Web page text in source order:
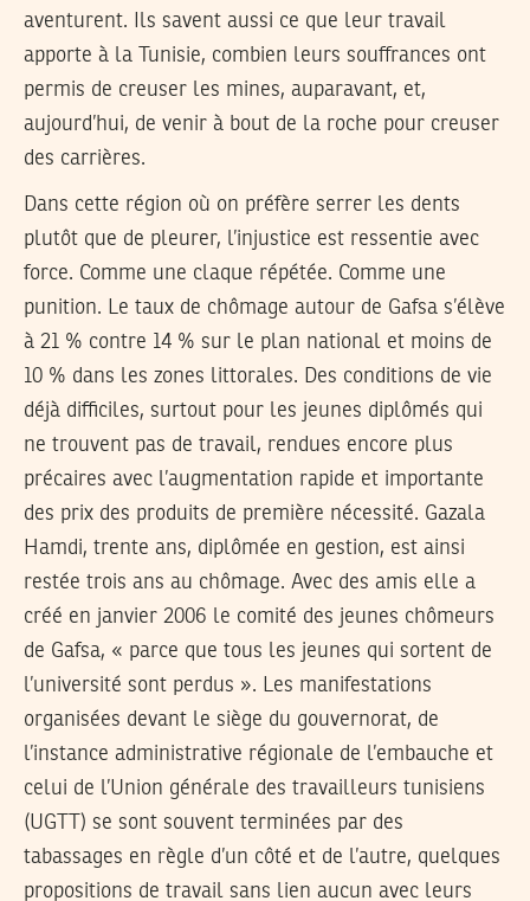
aventurent. Ils savent aussi ce que leur travail
apporte à la Tunisie, combien leurs souffrances ont
permis de creuser les mines, auparavant, et,
aujourd’hui, de venir à bout de la roche pour creuser
des carrières.
Dans cette région où on préfère serrer les dents
plutôt que de pleurer, l’injustice est ressentie avec
force. Comme une claque répétée. Comme une
punition. Le taux de chômage autour de Gafsa s’élève
à 21 % contre 14 % sur le plan national et moins de
10 % dans les zones littorales. Des conditions de vie
déjà difficiles, surtout pour les jeunes diplômés qui
ne trouvent pas de travail, rendues encore plus
précaires avec l’augmentation rapide et importante
des prix des produits de première nécessité. Gazala
Hamdi, trente ans, diplômée en gestion, est ainsi
restée trois ans au chômage. Avec des amis elle a
créé en janvier 2006 le comité des jeunes chômeurs
de Gafsa, « parce que tous les jeunes qui sortent de
l’université sont perdus ». Les manifestations
organisées devant le siège du gouvernorat, de
l’instance administrative régionale de l’embauche et
celui de l’Union générale des travailleurs tunisiens
(UGTT) se sont souvent terminées par des
tabassages en règle d’un côté et de l’autre, quelques
propositions de travail sans lien aucun avec leurs